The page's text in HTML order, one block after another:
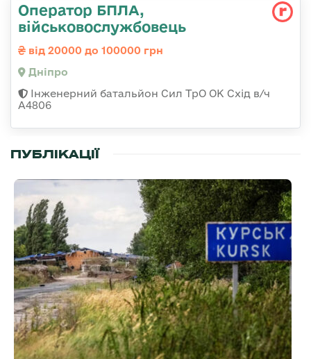
Оператор БПЛА,
військовослужбовець
від 20000 до 100000 грн
Дніпро
Інженерний батальйон Сил ТрО ОК Схід в/ч
А4806
ПУБЛІКАЦІЇ